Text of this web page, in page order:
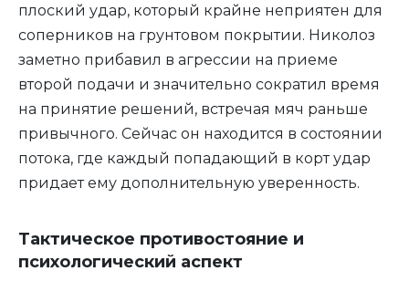
плоский удар, который крайне неприятен для
соперников на грунтовом покрытии. Николоз
заметно прибавил в агрессии на приеме
второй подачи и значительно сократил время
на принятие решений, встречая мяч раньше
привычного. Сейчас он находится в состоянии
потока, где каждый попадающий в корт удар
придает ему дополнительную уверенность.
Тактическое противостояние и
психологический аспект